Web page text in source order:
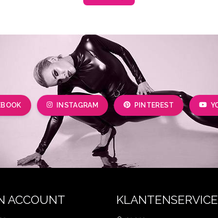
INSTAGRAM PINTEREST
ACCOUNT KLANTENSERVICE